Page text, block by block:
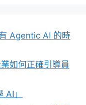
Agentic AI 的時
如何正確引導員
」